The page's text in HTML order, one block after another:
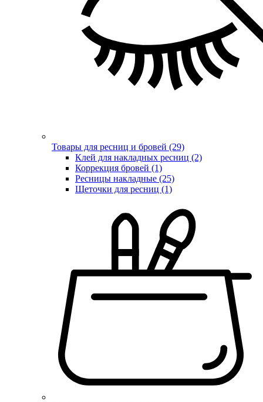
Товары для ресниц и бровей (29)
Клей для накладных ресниц (2)
Коррекция бровей (1)
Ресницы накладные (25)
Щеточки для ресниц (1)